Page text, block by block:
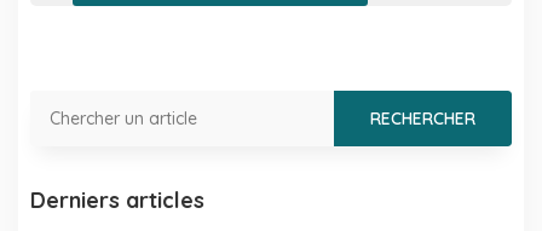
Derniers articles